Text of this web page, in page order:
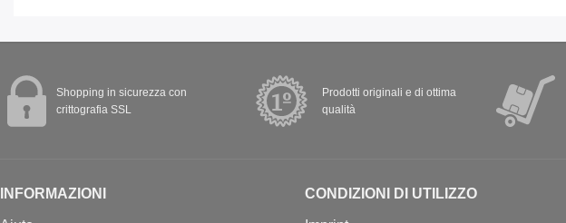
Shopping in sicurezza con
crittografia SSL
Prodotti originali e di ottima
qualità
INFORMAZIONI CONDIZIONI DI UTILIZZO